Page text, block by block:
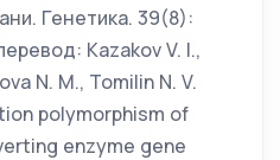
Генетика. 39(8):
Kazakov V. I.,
N. M., Tomilin N. V.
polymorphism of
enzyme gene